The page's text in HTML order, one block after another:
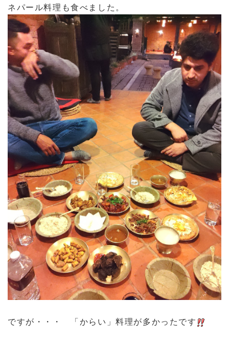
ネパール料理も食べました。
ですが・・・ 「からい」料理が多かったです